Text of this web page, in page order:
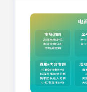
态，为优化内
讨抖音查询软
门平台。